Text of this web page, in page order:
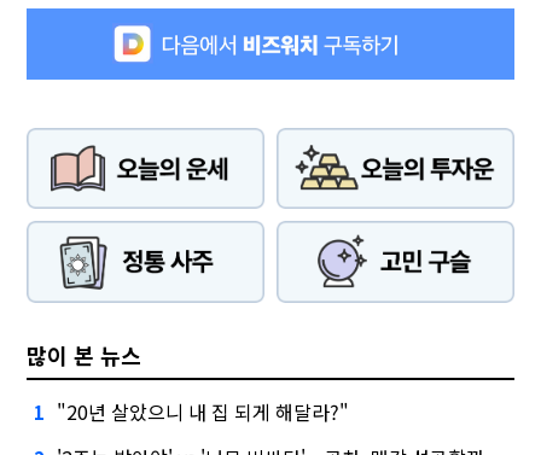
많이 본 뉴스
1 "20년 살았으니 내 집 되게 해달라?"